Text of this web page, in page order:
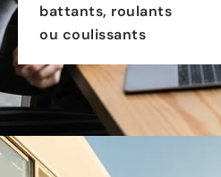
battants, roulants
ou coulissants